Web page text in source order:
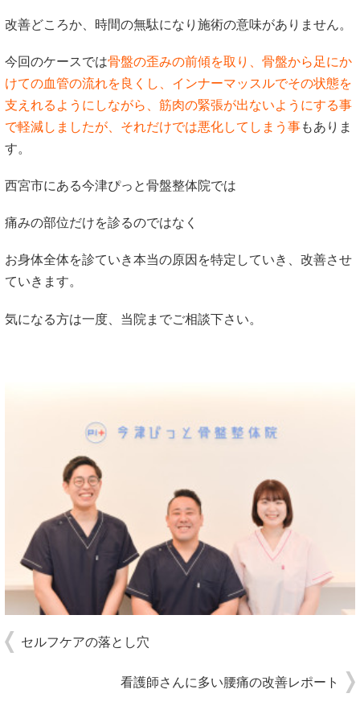
改善どころか、時間の無駄になり施術の意味がありません。
今回のケースでは骨盤の歪みの前傾を取り、骨盤から足にか
けての血管の流れを良くし、インナーマッスルでその状態を
支えれるようにしながら、筋肉の緊張が出ないようにする事
で軽減しましたが、それだけでは悪化してしまう事もありま
す。
西宮市にある今津ぴっと骨盤整体院では
痛みの部位だけを診るのではなく
お身体全体を診ていき本当の原因を特定していき、改善させ
ていきます。
気になる方は一度、当院までご相談下さい。
セルフケアの落とし穴
看護師さんに多い腰痛の改善レポート